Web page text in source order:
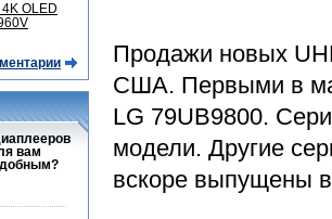
Продажи новых
США. Первыми в
LG 79UB9800.
модели. Другие
вскоре выпущены
OLED
вам